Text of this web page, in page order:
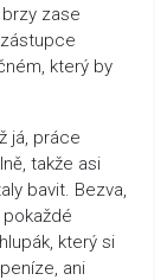
zase
který by
já, práce
takže asi
bavit. Bezva,
který si
ani